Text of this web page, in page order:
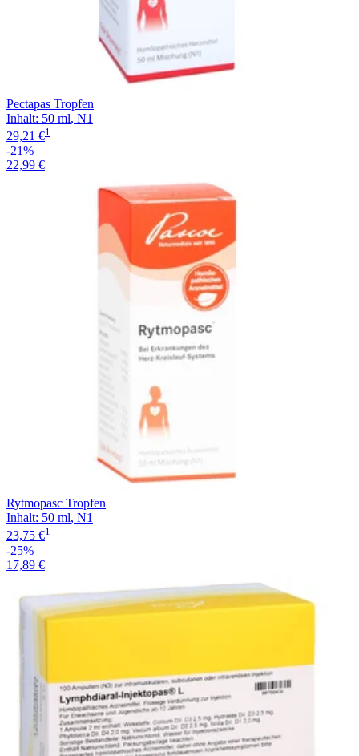
Pectapas Tropfen
Inhalt: 50 ml, N1
29,21 €1
-21%
22,99 €
Rytmopasc Tropfen
Inhalt: 50 ml, N1
23,75 €1
-25%
17,89 €